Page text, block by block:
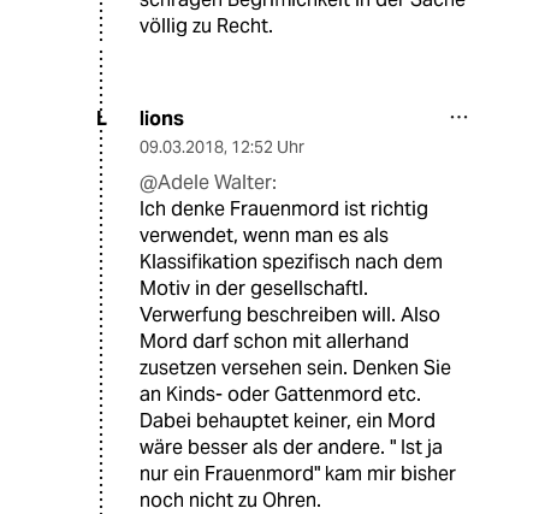
völlig zu Recht.
L lions
09.03.2018, 12:52 Uhr
@Adele Walter:
Ich denke Frauenmord ist richtig
verwendet, wenn man es als
Klassifikation spezifisch nach dem
Motiv in der gesellschaftl.
Verwerfung beschreiben will. Also
Mord darf schon mit allerhand
zusetzen versehen sein. Denken Sie
an Kinds- oder Gattenmord etc.
Dabei behauptet keiner, ein Mord
wäre besser als der andere. " Ist ja
nur ein Frauenmord" kam mir bisher
noch nicht zu Ohren.